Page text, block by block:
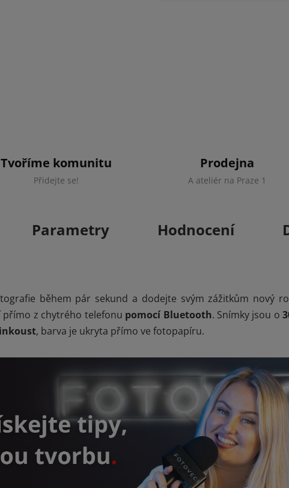
Tvoříme komunitu
Přidejte se!
Prodejna
A ateliér na Praze 1
Parametry Hodnocení
během pár sekund a dodejte svým zážitkům nový
přímo z chytrého telefonu pomocí Bluetooth. Snímky jsou o
, barva je ukryta přímo ve fotopapíru.